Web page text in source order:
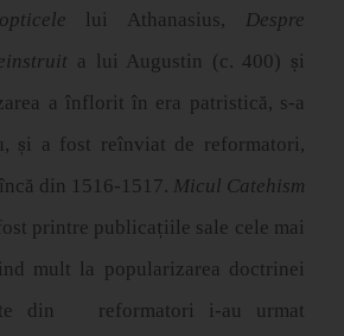
lui Athanasius, Despre
a lui Augustin (c. 400) și
a înflorit în era patristică, s-a
și a fost reînviat de reformatori,
din 1516-1517. Micul Catehism
printre publicațiile sale cele mai
mult la popularizarea doctrinei
din
reformatori i-au urmat